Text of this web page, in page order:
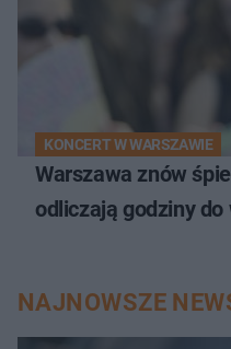
KONCERT W WARSZAWIE
Warszawa znów
odliczają godziny
NAJNOWSZE